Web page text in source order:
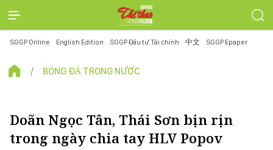
SGGP Online English Edition SGGP Đầu tư Tài chính 中文 SGGP Epaper
BÓNG ĐÁ TRONG NƯỚC
Doãn Ngọc Tân, Thái Sơn bịn rịn
trong ngày chia tay HLV Popov